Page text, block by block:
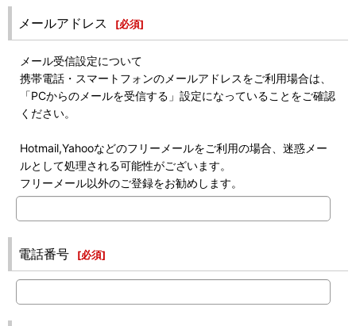
メールアドレス [必須]
メール受信設定について
携帯電話・スマートフォンのメールアドレスをご利用場合は、
「PCからのメールを受信する」設定になっていることをご確認
ください。
Hotmail,Yahooなどのフリーメールをご利用の場合、迷惑メー
ルとして処理される可能性がございます。
フリーメール以外のご登録をお勧めします。
電話番号 [必須]